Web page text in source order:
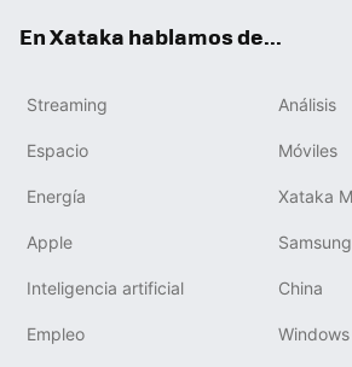
En Xataka hablamos de...
Streaming Análisis
Espacio Móviles
Energía Xataka
Apple Samsung
Inteligencia artificial China
Empleo Windows